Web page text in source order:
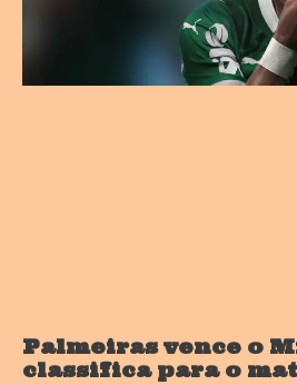
Palmeiras vence o
classifica para o